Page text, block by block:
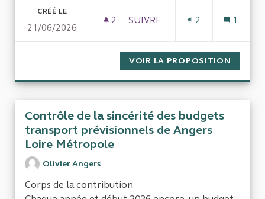
CRÉÉ LE
21/06/2026
2 2 ABONNÉS
SUIVRE
2 1
VOIR LA PROPOSITION
Contrôle de la sincérité des budgets
transport prévisionnels de Angers
Loire Métropole
Olivier Angers
Corps de la contribution